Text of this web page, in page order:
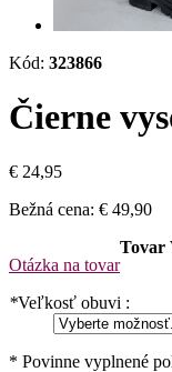
Kód: 323866
Čierne
€ 24,95
Bežná cena: € 49,90
Otázka na tovar
Tovar
*Veľkosť obuvi :
* Povinne vyplnené